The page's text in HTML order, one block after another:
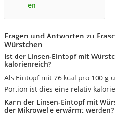
en
Fragen und Antworten zu
Würstchen
Ist der Linsen-Eintopf mit
kalorienreich?
Als Eintopf mit 76 kcal pro 100 g
Portion ist dies eine relativ
Kann der Linsen-Eintopf mit
der Mikrowelle erwärmt werden?